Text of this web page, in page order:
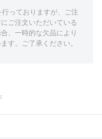
っておりますが、ご注
ご注文いただいている
、一時的な欠品により
す。ご了承ください。